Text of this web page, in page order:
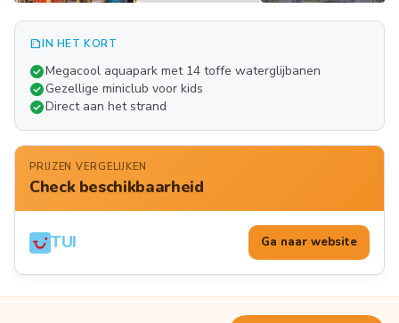
FOTO'S
summarizeIN HET KORT
check_circleMegacool aquapark met 14 toffe waterglijbanen
check_circleGezellige miniclub voor kids
check_circleDirect aan het strand
PRIJZEN VERGELIJKEN
Check beschikbaarheid
TUI Ga naar website